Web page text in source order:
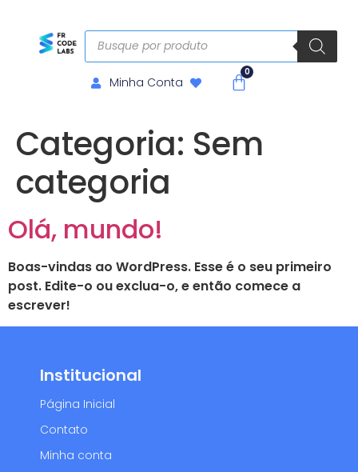
Minha Conta
Categoria: Sem
categoria
Olá, mundo!
Boas-vindas ao WordPress. Esse é o seu primeiro
post. Edite-o ou exclua-o, e então comece a
escrever!
Institucional
Página Inicial
Contato
Minha conta